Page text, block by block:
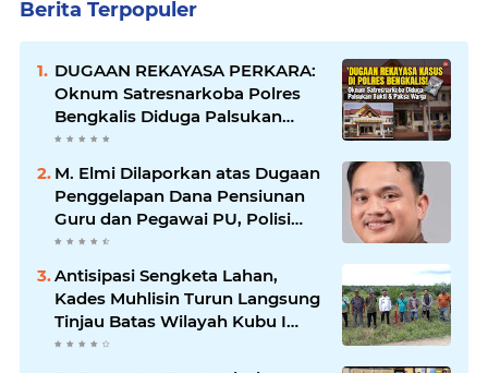
Berita Terpopuler
DUGAAN REKAYASA PERKARA:
Oknum Satresnarkoba Polres
Bengkalis Diduga Palsukan
Barang Bukti Hingga Paksa
Warga Hadir di TKP
M. Elmi Dilaporkan atas Dugaan
Penggelapan Dana Pensiunan
Guru dan Pegawai PU, Polisi
Pastikan Proses Hukum
Berjalan
Antisipasi Sengketa Lahan,
Kades Muhlisin Turun Langsung
Tinjau Batas Wilayah Kubu I
yang Diduga Diserobot PT Jatim